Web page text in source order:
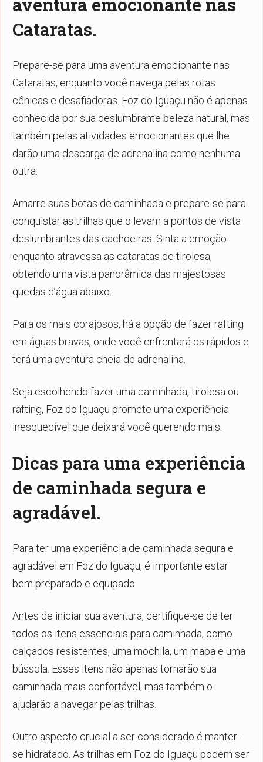
Cataratas.
Prepare-se para uma aventura emocionante nas
Cataratas, enquanto você navega pelas rotas
cênicas e desafiadoras. Foz do Iguaçu não é apenas
conhecida por sua deslumbrante beleza natural, mas
também pelas atividades emocionantes que lhe
darão uma descarga de adrenalina como nenhuma
outra.
Amarre suas botas de caminhada e prepare-se para
conquistar as trilhas que o levam a pontos de vista
deslumbrantes das cachoeiras. Sinta a emoção
enquanto atravessa as cataratas de tirolesa,
obtendo uma vista panorâmica das majestosas
quedas d’água abaixo.
Para os mais corajosos, há a opção de fazer rafting
em águas bravas, onde você enfrentará os rápidos e
terá uma aventura cheia de adrenalina.
Seja escolhendo fazer uma caminhada, tirolesa ou
rafting, Foz do Iguaçu promete uma experiência
inesquecível que deixará você querendo mais.
Dicas para uma experiência
de caminhada segura e
agradável.
Para ter uma experiência de caminhada segura e
agradável em Foz do Iguaçu, é importante estar
bem preparado e equipado.
Antes de iniciar sua aventura, certifique-se de ter
todos os itens essenciais para caminhada, como
calçados resistentes, uma mochila, um mapa e uma
bússola. Esses itens não apenas tornarão sua
caminhada mais confortável, mas também o
ajudarão a navegar pelas trilhas.
Outro aspecto crucial a ser considerado é manter-
se hidratado. As trilhas em Foz do Iguaçu podem ser